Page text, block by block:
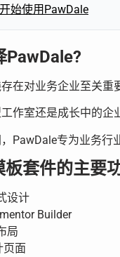
始使用PawDale
PawDale?
在对业务企业至关重
作室还是成长中的企
PawDale专为业务行
板套件的主要
设计
Builder
局
页面